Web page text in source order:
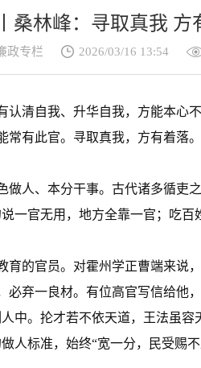
桑林峰：寻取真我 方
政专栏 2026/03/16 13:54
自我、升华自我，方能本心
有此官。寻取真我，方有着落
、本分干事。古代诸多循吏
一官无用，地方全靠一官；吃
官员。对霍州学正曹端来说，
弃一良材。有位高官写信给他
中。抡才若不依天道，王法虽
人标准，始终“宽一分，民受赐